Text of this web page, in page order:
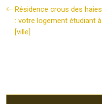
Résidence crous des haies
: votre logement étudiant à
[ville]